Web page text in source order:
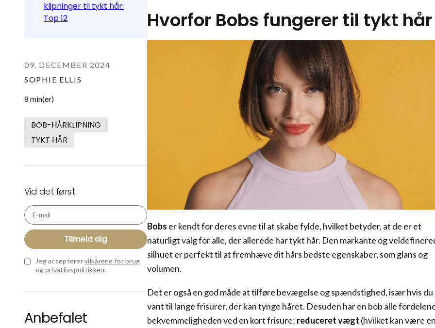
klipninger til tykt hår:
Top 12
09. DECEMBER 2024
SOPHIE ELLIS
8 min(er)
BOB-HÅRKLIPNING
TYKT HÅR
Vid det først
E-mail
Tilmeld dig
Jeg accepterervilkårene for brug
og privatlivspolitikken.
Anbefalet
Hvorfor Bobs fungerer til tykt hår
Bobs er kendt for deres evne til at skabe fylde, hvilket betyder, at de er et
naturligt valg for alle, der allerede har tykt hår. Den markante og
silhuet er perfekt til at fremhæve dit hårs bedste egenskaber, som glans og
volumen.
Det er også en god måde at tilføre bevægelse og spændstighed, især hvis du
vant til lange frisurer, der kan tynge håret. Desuden har en bob alle
bekvemmeligheden ved en kort frisure: reduceret vægt (hvilket kan være